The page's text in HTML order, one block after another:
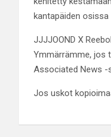
kantapäiden
JJJJOOND X
Ymmärrämme, jos
Associated News -
Jos uskot